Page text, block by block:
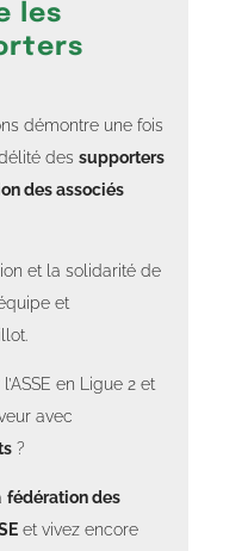
les
démontre une fois
des supporters
des associés
et la solidarité de
et
en Ligue 2 et
avec
?
fédération des
et vivez encore